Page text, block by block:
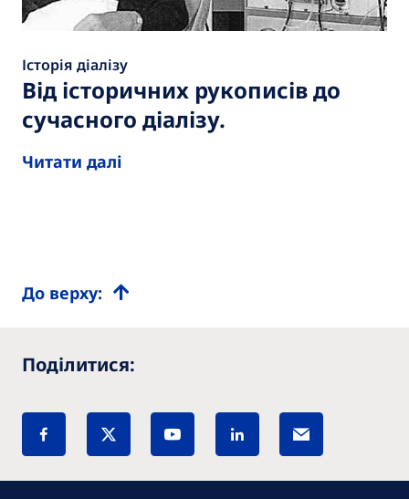
Історія діалізу
Від історичних рукописів до
сучасного діалізу.
Читати далі
До верху:
Поділитися: